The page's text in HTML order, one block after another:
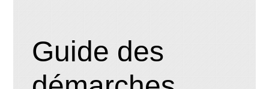
Guide des